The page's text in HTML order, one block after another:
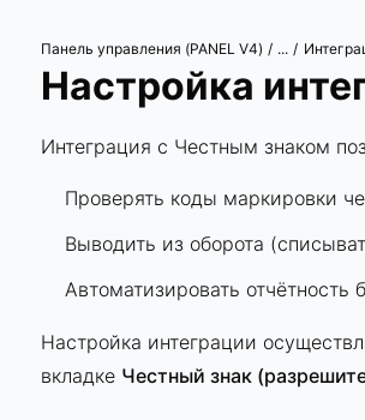
Панель управления (PANEL V4) / ... /
Настройка
Интеграция с Честным знаком
Проверять коды маркировки
Выводить из оборота
Автоматизировать отчётность
Настройка интеграции
вкладке Честный знак